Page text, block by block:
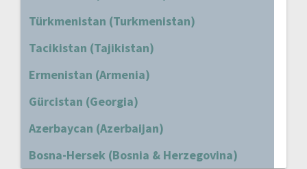
Türkmenistan (Turkmenistan)
Tacikistan (Tajikistan)
Ermenistan (Armenia)
Gürcistan (Georgia)
Azerbaycan (Azerbaijan)
Bosna-Hersek (Bosnia & Herzegovina)